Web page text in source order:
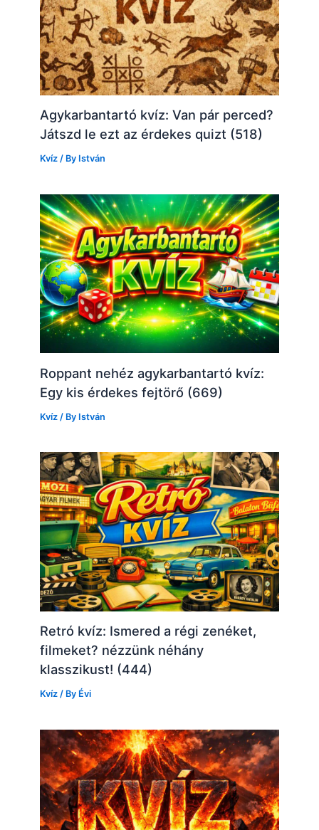
Agykarbantartó kvíz: Van pár perced?
Játszd le ezt az érdekes quizt (518)
Kvíz / By István
Roppant nehéz agykarbantartó kvíz:
Egy kis érdekes fejtörő (669)
Kvíz / By István
Retró kvíz: Ismered a régi zenéket,
filmeket? nézzünk néhány
klasszikust! (444)
Kvíz / By Évi